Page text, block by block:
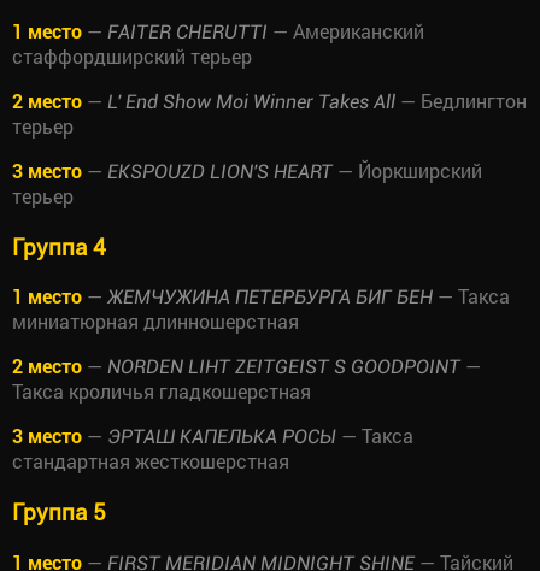
1 место — FAITER CHERUTTI — Американский
стаффордширский терьер
2 место — L' End Show Moi Winner Takes All — Бедлингтон
терьер
3 место — EKSPOUZD LION'S HEART— Йоркширский
терьер
Группа 4
1 место — ЖЕМЧУЖИНА ПЕТЕРБУРГА БИГ БЕН — Такса
миниатюрная длинношерстная
2 место — NORDEN LIHT ZEITGEIST S GOODPOINT—
Такса кроличья гладкошерстная
3 место — ЭРТАШ КАПЕЛЬКА РОСЫ — Такса
стандартная жесткошерстная
Группа 5
1 место — FIRST MERIDIAN MIDNIGHT SHINE — Тайский